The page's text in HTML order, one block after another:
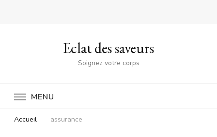
Eclat des saveurs
Soignez votre corps
MENU
Accueil assurance